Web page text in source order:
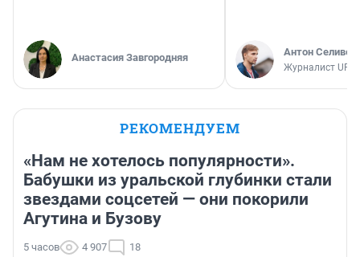
Анастасия Завгородняя Антон
Журналист
РЕКОМЕНДУЕМ
«Нам не хотелось популярности».
Бабушки из уральской глубинки стали
звездами соцсетей — они покорили
Агутина и Бузову
5 часов 4 907 18